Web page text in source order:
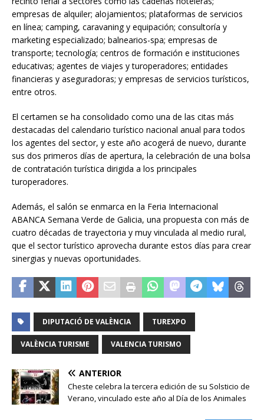
empresas de alquiler; alojamientos; plataformas de servicios
en línea; camping, caravaning y equipación; consultoría y
marketing especializado; balnearios-spa; empresas de
transporte; tecnología; centros de formación e instituciones
educativas; agentes de viajes y turoperadores; entidades
financieras y aseguradoras; y empresas de servicios turísticos,
entre otros.
El certamen se ha consolidado como una de las citas más
destacadas del calendario turístico nacional anual para todos
los agentes del sector, y este año acogerá de nuevo, durante
sus dos primeros días de apertura, la celebración de una bolsa
de contratación turística dirigida a los principales
turoperadores.
Además, el salón se enmarca en la Feria Internacional
ABANCA Semana Verde de Galicia, una propuesta con más de
cuatro décadas de trayectoria y muy vinculada al medio rural,
que el sector turístico aprovecha durante estos días para crear
sinergias y nuevas oportunidades.
DIPUTACIÓ DE VALÈNCIA TUREXPO
VALÈNCIA TURISME VALENCIA TURISMO
ANTERIOR
Cheste celebra la tercera edición de su Solsticio de
Verano, vinculado este año al Día de los Animales